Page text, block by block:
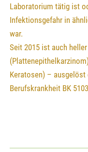
Laboratorium tätig ist
Infektionsgefahr in
war.
Seit 2015 ist auch
Keratosen) – ausgelöst
Berufskrankheit BK